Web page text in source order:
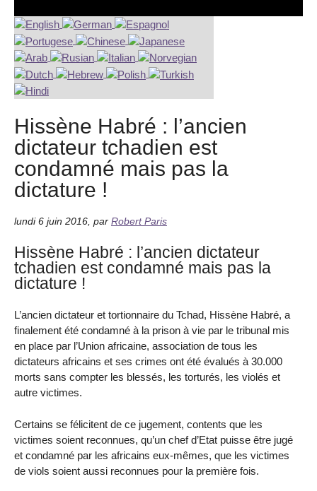
Hissène Habré : l’ancien
dictateur tchadien est
condamné mais pas la
dictature !
lundi 6 juin 2016 par Robert Paris
Hissène Habré : l’ancien dictateur
tchadien est condamné mais pas la
dictature !
L’ancien dictateur et tortionnaire du Tchad, Hissène Habré, a
finalement été condamné à la prison à vie par le tribunal mis
en place par l’Union africaine, association de tous les
dictateurs africains et ses crimes ont été évalués à 30.000
morts sans compter les blessés, les torturés, les violés et
autre victimes.
Certains se félicitent de ce jugement, contents que les
victimes soient reconnues, qu’un chef d’Etat puisse être jugé
et condamné par les africains eux-mêmes, que les victimes
de viols soient aussi reconnues pour la première fois.